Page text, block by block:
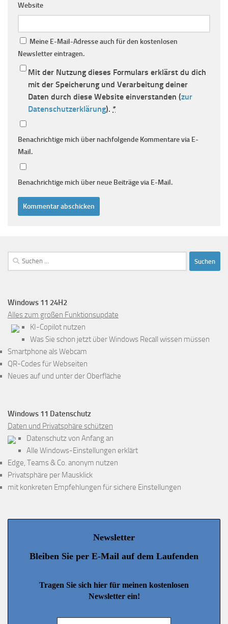
Website
Meine E-Mail-Adresse auch für den kostenlosen
Newsletter eintragen.
Mit der Nutzung dieses Formulars erklärst du dich
mit der Speicherung und Verarbeitung deiner
Daten durch diese Website einverstanden (zur
Datenschutzerklärung). *
Benachrichtige mich über nachfolgende Kommentare via E-
Mail.
Benachrichtige mich über neue Beiträge via E-Mail.
Suchen
nach:
Windows 11 24H2
Alles zum großen Funktionsupdate
KI-Copilot nutzen
Was Sie schon jetzt über Windows Recall wissen müssen
Smartphone als Webcam
QR-Codes für Webseiten
Neues auf und unter der Oberfläche
Windows 11 Datenschutz
Daten und Privatsphäre schützen
Datenschutz von Anfang an
Alle Windows-Einstellungen erklärt
Edge, Teams & Co. anonym nutzen
Privatsphäre per Mausklick
mit konkreten Empfehlungen für sichere Einstellungen
Newsletter
Bleiben Sie per E-Mail auf dem Laufenden
Tragen Sie sich hier für meinen kostenlosen
Newsletter ein!